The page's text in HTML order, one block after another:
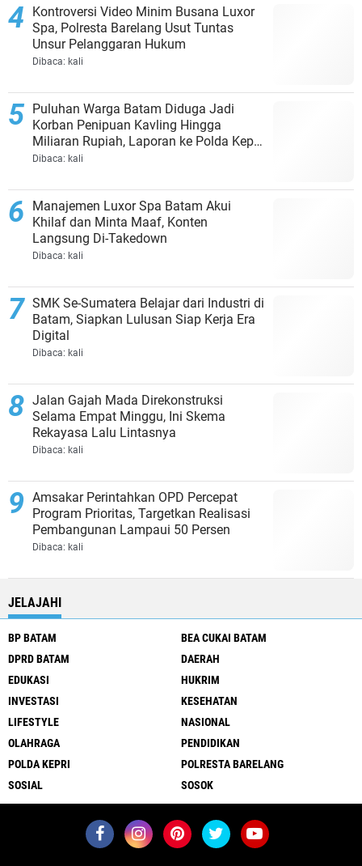
Kontroversi Video Minim Busana Luxor
Spa, Polresta Barelang Usut Tuntas
Unsur Pelanggaran Hukum
Dibaca: kali
Puluhan Warga Batam Diduga Jadi
Korban Penipuan Kavling Hingga
Miliaran Rupiah, Laporan ke Polda Kepri
Jalan di Tempat?
Dibaca: kali
Manajemen Luxor Spa Batam Akui
Khilaf dan Minta Maaf, Konten
Langsung Di-Takedown
Dibaca: kali
SMK Se-Sumatera Belajar dari Industri di
Batam, Siapkan Lulusan Siap Kerja Era
Digital
Dibaca: kali
Jalan Gajah Mada Direkonstruksi
Selama Empat Minggu, Ini Skema
Rekayasa Lalu Lintasnya
Dibaca: kali
Amsakar Perintahkan OPD Percepat
Program Prioritas, Targetkan Realisasi
Pembangunan Lampaui 50 Persen
Dibaca: kali
JELAJAHI
BP BATAM
BEA CUKAI BATAM
DPRD BATAM
DAERAH
EDUKASI
HUKRIM
INVESTASI
KESEHATAN
LIFESTYLE
NASIONAL
OLAHRAGA
PENDIDIKAN
POLDA KEPRI
POLRESTA BARELANG
SOSIAL
SOSOK